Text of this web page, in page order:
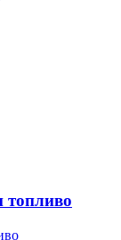
топливо